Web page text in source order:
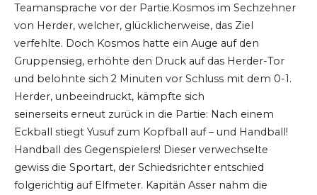
Teamansprache vor der Partie.Kosmos im Sechzehner
von Herder, welcher, glücklicherweise, das Ziel
verfehlte. Doch Kosmos hatte ein Auge auf den
Gruppensieg, erhöhte den Druck auf das Herder-Tor
und belohnte sich 2 Minuten vor Schluss mit dem 0-1.
Herder, unbeeindruckt, kämpfte sich
seinerseits erneut zurück in die Partie: Nach einem
Eckball stiegt Yusuf zum Kopfball auf – und Handball!
Handball des Gegenspielers! Dieser verwechselte
gewiss die Sportart, der Schiedsrichter entschied
folgerichtig auf Elfmeter. Kapitän Asser nahm die